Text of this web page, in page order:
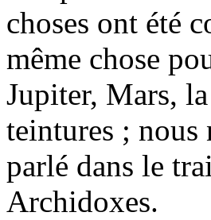
choses ont été
même chose
Jupiter, Mars,
teintures ; nous
parlé dans le
Archidoxes.